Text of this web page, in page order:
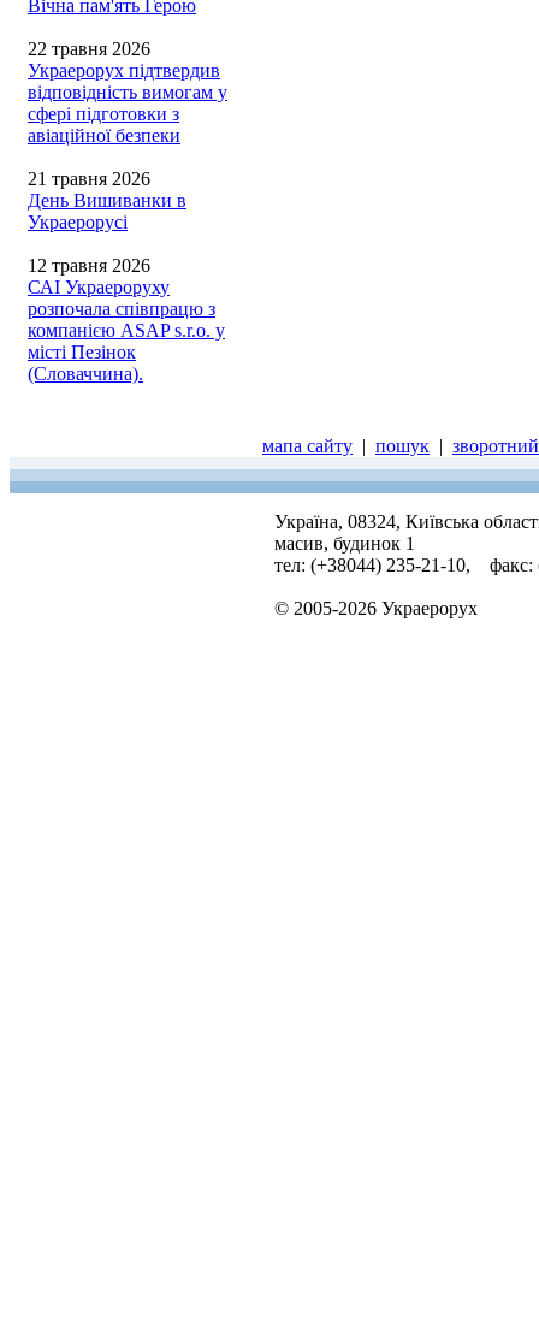
Вічна пам'ять Герою
22 травня 2026
Украерорух підтвердив
відповідність вимогам у
сфері підготовки з
авіаційної безпеки
21 травня 2026
День Вишиванки в
Украерорусі
12 травня 2026
САІ Украероруху
розпочала співпрацю з
компанією ASAP s.r.o. у
місті Пезінок
(Словаччина).
мапа сайту | пошук |
Україна, 08324, Київська
масив, будинок 1
тел: (+38044) 235-21-10, факс:
© 2005-2026 Украерорух